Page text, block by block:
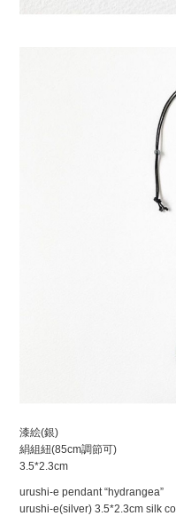
漆絵(銀)
絹組紐(85cm調節可)
3.5*2.3cm
urushi-e pendant “hydrangea”
urushi-e(silver) 3.5*2.3cm silk